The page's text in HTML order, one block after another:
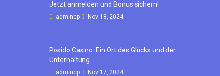
Jetzt anmelden und Bonus sichern!
admincp Nov 18, 2024
Posido Casino: Ein Ort des Glücks und der
Unterhaltung
admincp Nov 17, 2024